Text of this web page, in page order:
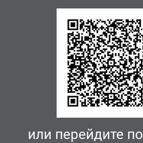
или перейдите по